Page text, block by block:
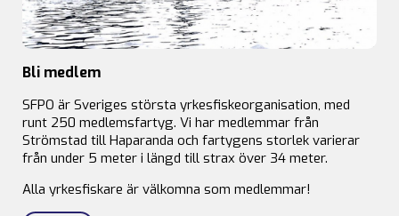
Bli medlem
SFPO är Sveriges största yrkesfiskeorganisation, med
runt 250 medlemsfartyg. Vi har medlemmar från
Strömstad till Haparanda och fartygens storlek varierar
från under 5 meter i längd till strax över 34 meter.
Alla yrkesfiskare är välkomna som medlemmar!